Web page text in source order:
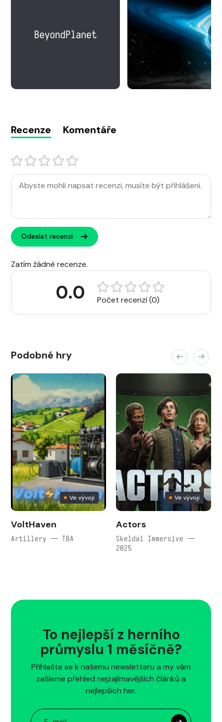
Recenze Komentáře
Odeslat recenzi
Zatím žádné recenze.
0.0 Počet recenzí (0)
Podobné hry
Ve vývoji
VoltHaven
Artillery — TBA
Ve vývoji
Actors
Skeldal Immersive —
2025
To nejlepší z herního
průmyslu 1 měsíčně?
Přihlašte se k našemu newsletteru a my vám
zašleme přehled nejzajímavějších článků a
nejlepších her.